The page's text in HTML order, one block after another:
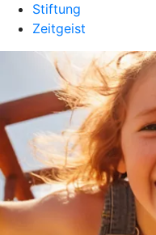
Stiftung
Zeitgeist